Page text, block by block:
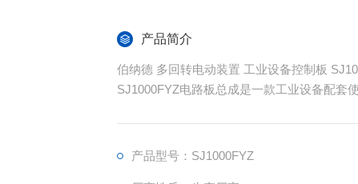
产品简介
伯纳德 多回转电动装置 工业设备控制板
SJ1000FYZ电路板总成是一款工业设备配套
产品型号：SJ1000FYZ